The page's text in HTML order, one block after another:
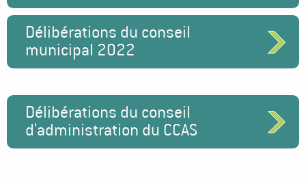
Délibérations du conseil
municipal 2022
Délibérations du conseil
d'administration du CCAS